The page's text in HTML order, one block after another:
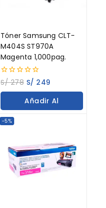
Tóner Samsung CLT-
M404S ST970A
Magenta 1,000pag.
0
out
of
S/278 S/ 249
Añadir Al
-5%